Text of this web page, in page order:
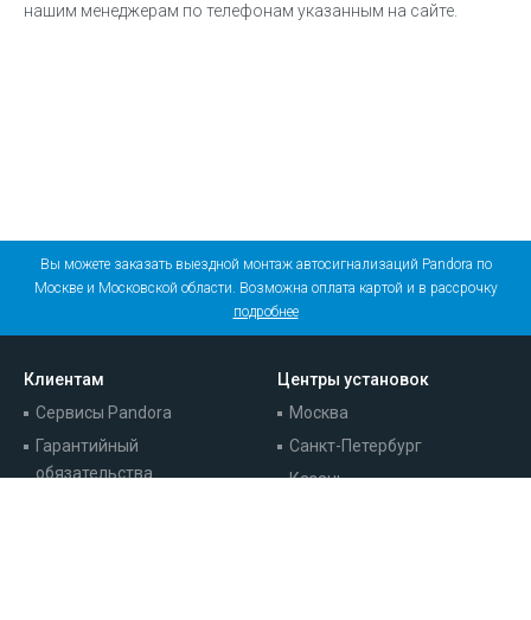
нашим менеджерам по телефонам указанным на сайте.
Вы можете заказать выездной монтаж автосигнализаций Pandora по
Москве и Московской области. Возможна оплата картой и в рассрочку
подробнее
Клиентам
Сервисы Pandora
Гарантийный
обязательства
Центры установок
Москва
Санкт-Петербург
Казань